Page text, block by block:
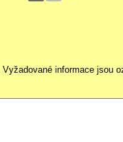
Vyžadované informace jsou